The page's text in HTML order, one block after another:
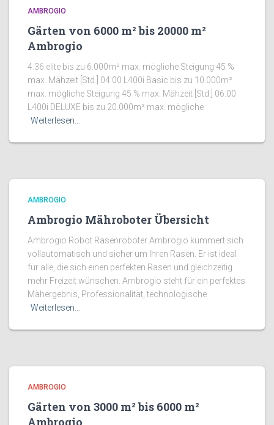
AMBROGIO
Gärten von 6000 m² bis 20000 m²
Ambrogio
4.36 elite bis zu 6.000m² max. mögliche Steigung 45 %
max. Mähzeit [Std.] 04:00 L400i Basic bis zu 10.000m²
max. mögliche Steigung 45 % max. Mähzeit [Std.] 06:00
L400i DELUXE bis zu 20.000m² max. mögliche
Weiterlesen…
AMBROGIO
Ambrogio Mähroboter Übersicht
Ambrogio Robot Rasenroboter Ambrogio kümmert sich
vollautomatisch und sicher um Ihren Rasen. Er ist ideal
für alle, die sich einen perfekten Rasen und gleichzeitig
mehr Freizeit wünschen. Ambrogio steht für ein perfektes
Mähergebnis, Professionalität, technologische
Weiterlesen…
AMBROGIO
Gärten von 3000 m² bis 6000 m²